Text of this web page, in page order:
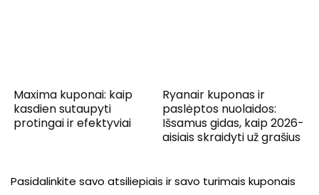
Maxima kuponai: kaip
kasdien sutaupyti
protingai ir efektyviai
Ryanair kuponas ir
paslėptos nuolaidos:
Išsamus gidas, kaip 2026-
aisiais skraidyti už grašius
Pasidalinkite savo atsiliepiais ir savo turimais kuponais